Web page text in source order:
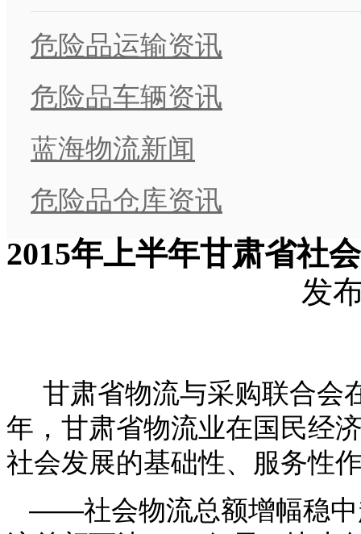
危险品运输资讯
危险品车辆资讯
蓝海物流新闻
危险品仓库资讯
2015年上半年甘肃省社
发
甘肃省物流与采购联合会
年，甘肃省物流业在国民经
社会发展的基础性、服务性
——社会物流总额增幅稳中